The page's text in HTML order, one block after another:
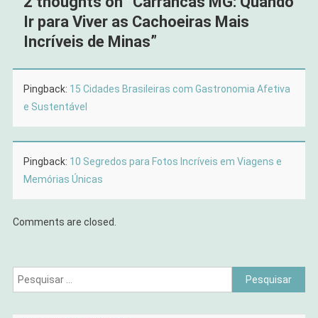
Ir para Viver as Cachoeiras Mais
Incríveis de Minas”
Pingback: 15 Cidades Brasileiras com Gastronomia Afetiva
e Sustentável
Pingback: 10 Segredos para Fotos Incríveis em Viagens e
Memórias Únicas
Comments are closed.
Pesquisar
por: